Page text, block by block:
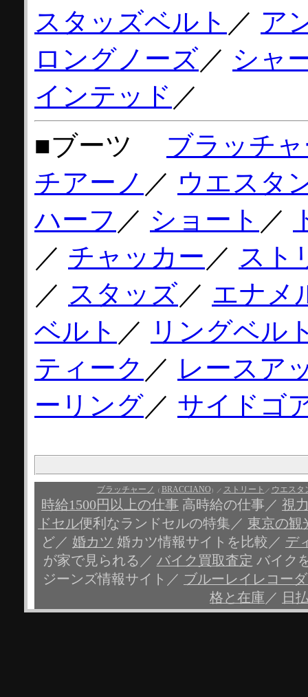
スタッズベルト ／ ア
ロングノーズ／ シャ
インテッド ／
■ブーツ ブラッチ
チアーノ ／ ウエスタ
ハーフ ／ ショート ／
／ チャッカー ／ スト
／ スタッズ／ エナメ
ベルト ／ リングベル
ティーク ／ レースア
ーリング／ サイドゴ
ブラッチャーノ （ BRACCIANO ）／ ストリート ／ ウエスタ
時給1500円以上の仕事 高時給の仕事／ 視
ドセル便利なランドセルの特集／ 東京の観
ど／ 婚カツ 婚カツ情報サイトを比較／ デ
が家で見られる／ バイク買取査定 バイク
ジーンズ情報サイト／ ブルーレイレコー
格と在庫 ／ 日